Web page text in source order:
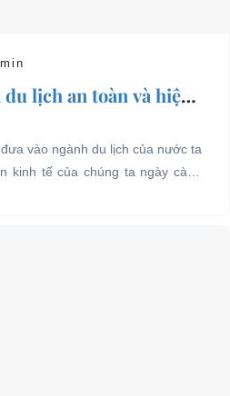
lịch an toàn và hiệu
vào ngành du lịch của nước ta
kinh tế của chúng ta ngày càng